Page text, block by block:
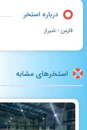
درباره استخر
فارس - شیراز
استخرهای مشابه